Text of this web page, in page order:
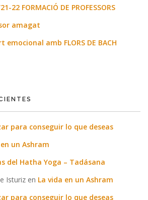
22 FORMACIÓ DE PROFESSORS
amagat
emocional amb FLORS DE BACH
para conseguir lo que deseas
un Ashram
del Hatha Yoga – Tadásana
Isturiz en La vida en un Ashram
para conseguir lo que deseas